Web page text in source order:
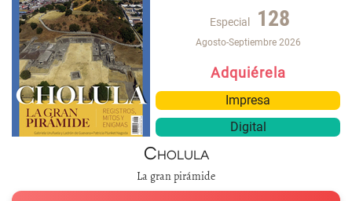
Especial 128
Agosto-Septiembre 2026
Adquiérela
Impresa
Digital
Cholula
La gran pirámide